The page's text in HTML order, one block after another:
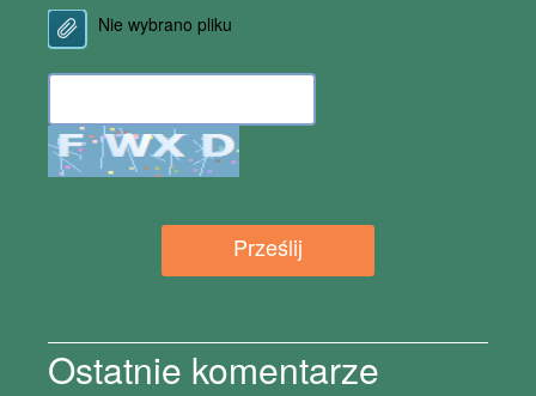
Nie wybrano pliku
Ostatnie komentarze